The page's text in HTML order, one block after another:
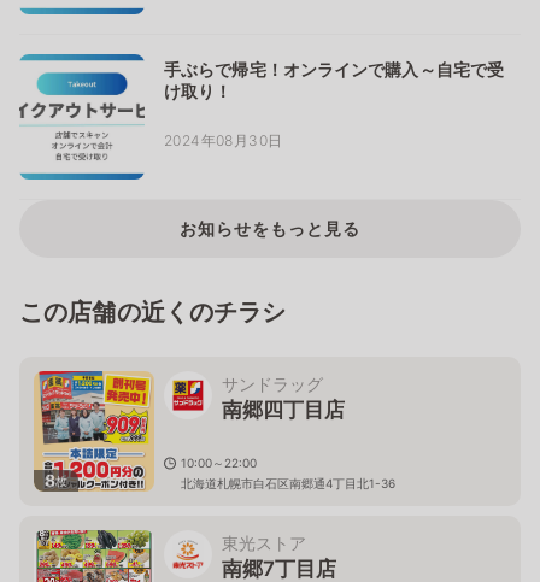
手ぶらで帰宅！オンラインで購入～自宅で受
け取り！
2024年08月30日
お知らせをもっと見る
この店舗の近くのチラシ
8枚
サンドラッグ
南郷四丁目店
10:00～22:00
北海道札幌市白石区南郷通4丁目北1-36
東光ストア
南郷7丁目店